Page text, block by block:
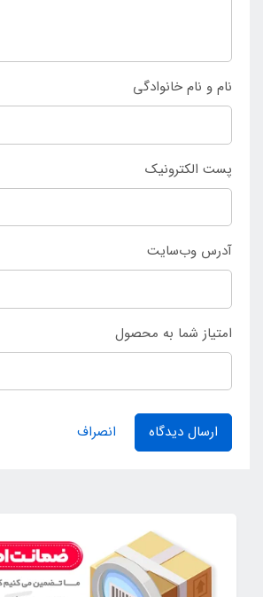
نام و نام خانوادگی
پست الکترونیک
آدرس وب‌سایت
امتیاز شما به محصول
ارسال دیدگاه انصراف